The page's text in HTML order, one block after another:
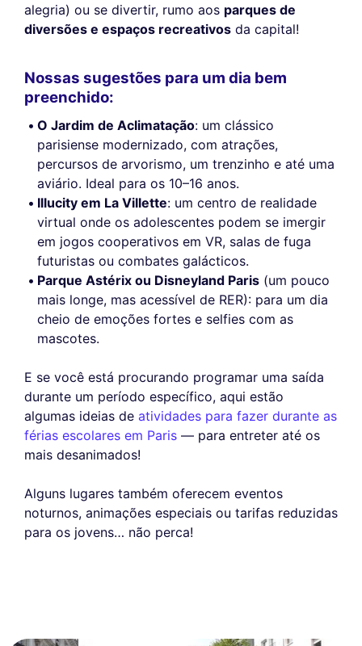
alegria) ou se divertir, rumo aos parques de
diversões e espaços recreativos da capital!
Nossas sugestões para um dia bem
preenchido:
O Jardim de Aclimatação: um clássico
parisiense modernizado, com atrações,
percursos de arvorismo, um trenzinho e até uma
aviário. Ideal para os 10–16 anos.
Illucity em La Villette: um centro de realidade
virtual onde os adolescentes podem se imergir
em jogos cooperativos em VR, salas de fuga
futuristas ou combates galácticos.
Parque Astérix ou Disneyland Paris (um pouco
mais longe, mas acessível de RER): para um dia
cheio de emoções fortes e selfies com as
mascotes.
E se você está procurando programar uma saída
durante um período específico, aqui estão
algumas ideias de atividades para fazer durante as
férias escolares em Paris — para entreter até os
mais desanimados!
Alguns lugares também oferecem eventos
noturnos, animações especiais ou tarifas reduzidas
para os jovens… não perca!